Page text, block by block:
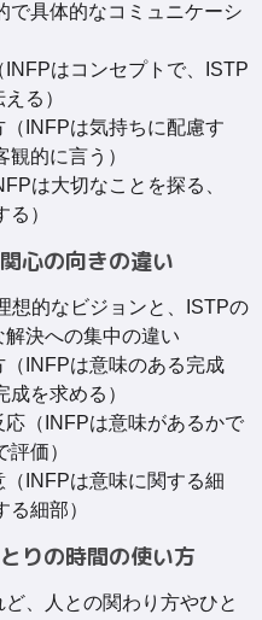
で具体的なコミュニケーシ
はコンセプトで、ISTP
る）
INFPは気持ちに配慮す
的に言う）
は大切なことを探る、
）
心の向きの違い
想的なビジョンと、ISTPの
解決への集中の違い
INFPは意味のある完成
を求める）
（INFPは意味があるかで
価）
INFPは意味に関する細
細部）
りの時間の使い方
、人との関わり方やひと